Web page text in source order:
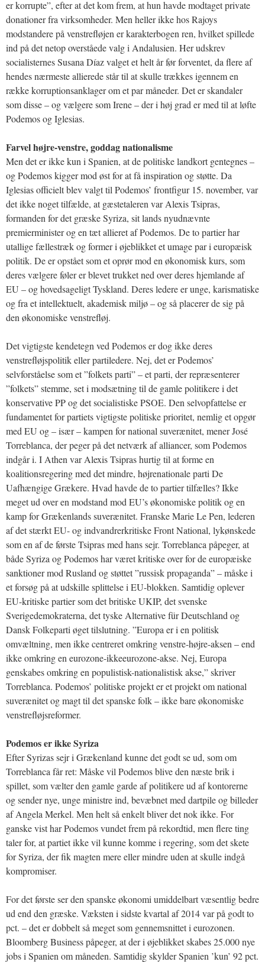
er korrupte”, efter at det kom frem, at hun havde modtaget private
donationer fra virksomheder. Men heller ikke hos Rajoys
modstandere på venstrefløjen er karakterbogen ren, hvilket spillede
ind på det netop overståede valg i Andalusien. Her udskrev
socialisternes Susana Díaz valget et helt år før forventet, da flere af
hendes nærmeste allierede står til at skulle trækkes igennem en
række korruptionsanklager om et par måneder. Det er skandaler
som disse – og vælgere som Irene – der i høj grad er med til at løfte
Podemos og Iglesias.
Farvel højre-venstre, goddag nationalisme
Men det er ikke kun i Spanien, at de politiske landkort gentegnes –
og Podemos kigger mod øst for at få inspiration og støtte. Da
Iglesias officielt blev valgt til Podemos’ frontfigur 15. november, var
det ikke noget tilfælde, at gæstetaleren var Alexis Tsipras,
formanden for det græske Syriza, sit lands nyudnævnte
premierminister og en tæt allieret af Podemos. De to partier har
utallige fællestræk og former i øjeblikket et umage par i europæisk
politik. De er opstået som et oprør mod en økonomisk kurs, som
deres vælgere føler er blevet trukket ned over deres hjemlande af
EU – og hovedsageligt Tyskland. Deres ledere er unge, karismatiske
og fra et intellektuelt, akademisk miljø – og så placerer de sig på
den økonomiske venstrefløj.
Det vigtigste kendetegn ved Podemos er dog ikke deres
venstrefløjspolitik eller partiledere. Nej, det er Podemos’
selvforståelse som et ”folkets parti” – et parti, der repræsenterer
”folkets” stemme, set i modsætning til de gamle politikere i det
konservative PP og det socialistiske PSOE. Den selvopfattelse er
fundamentet for partiets vigtigste politiske prioritet, nemlig et opgør
med EU og – især – kampen for national suverænitet, mener José
Torreblanca, der peger på det netværk af alliancer, som Podemos
indgår i. I Athen var Alexis Tsipras hurtig til at forme en
koalitionsregering med det mindre, højrenationale parti De
Uafhængige Grækere. Hvad havde de to partier tilfælles? Ikke
meget ud over en modstand mod EU’s økonomiske politik og en
kamp for Grækenlands suverænitet. Franske Marie Le Pen, lederen
af det stærkt EU- og indvandrerkritiske Front National, lykønskede
som en af de første Tsipras med hans sejr. Torreblanca påpeger, at
både Syriza og Podemos har været kritiske over for de europæiske
sanktioner mod Rusland og støttet ”russisk propaganda” – måske i
et forsøg på at udskille splittelse i EU-blokken. Samtidig oplever
EU-kritiske partier som det britiske UKIP, det svenske
Sverigedemokraterna, det tyske Alternative für Deutschland og
Dansk Folkeparti øget tilslutning. ”Europa er i en politisk
omvæltning, men ikke centreret omkring venstre-højre-aksen – end
ikke omkring en eurozone-ikkeeurozone-akse. Nej, Europa
genskabes omkring en populistisk-nationalistisk akse,” skriver
Torreblanca. Podemos’ politiske projekt er et projekt om national
suverænitet og magt til det spanske folk – ikke bare økonomiske
venstrefløjsreformer.
Podemos er ikke Syriza
Efter Syrizas sejr i Grækenland kunne det godt se ud, som om
Torreblanca får ret: Måske vil Podemos blive den næste brik i
spillet, som vælter den gamle garde af politikere ud af kontorerne
og sender nye, unge ministre ind, bevæbnet med dartpile og billeder
af Angela Merkel. Men helt så enkelt bliver det nok ikke. For
ganske vist har Podemos vundet frem på rekordtid, men flere ting
taler for, at partiet ikke vil kunne komme i regering, som det skete
for Syriza, der fik magten mere eller mindre uden at skulle indgå
kompromiser.
For det første ser den spanske økonomi umiddelbart væsentlig bedre
ud end den græske. Væksten i sidste kvartal af 2014 var på godt to
pct. – det er dobbelt så meget som gennemsnittet i eurozonen.
Bloomberg Business påpeger, at der i øjeblikket skabes 25.000 nye
jobs i Spanien om måneden. Samtidig skylder Spanien ’kun’ 92 pct.